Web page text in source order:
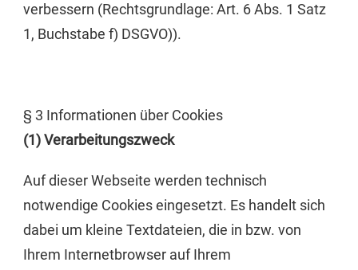
verbessern (Rechtsgrundlage: Art. 6 Abs. 1 Satz
1, Buchstabe f) DSGVO)).
§ 3 Informationen über Cookies
(1) Verarbeitungszweck
Auf dieser Webseite werden technisch
notwendige Cookies eingesetzt. Es handelt sich
dabei um kleine Textdateien, die in bzw. von
Ihrem Internetbrowser auf Ihrem